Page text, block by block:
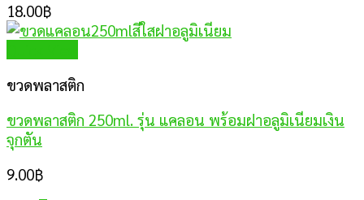
18.00฿
ขวดพลาสติก
ขวดพลาสติก 250ml. รุ่น แคลอน พร้อมฝาอลูมิเนียมเงิน
จุกตัน
9.00฿